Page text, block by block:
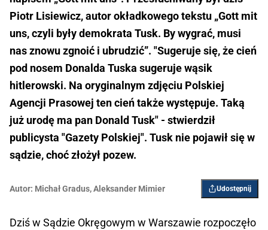
Piotr Lisiewicz, autor okładkowego tekstu „Gott mit
uns, czyli były demokrata Tusk. By wygrać, musi
nas znowu zgnoić i ubrudzić”. "Sugeruje się, że cień
pod nosem Donalda Tuska sugeruje wąsik
hitlerowski. Na oryginalnym zdjęciu Polskiej
Agencji Prasowej ten cień także występuje. Taką
już urodę ma pan Donald Tusk" - stwierdził
publicysta "Gazety Polskiej". Tusk nie pojawił się w
sądzie, choć złożył pozew.
Autor: Michał Gradus,Aleksander Mimier Udostępnij
Dziś w Sądzie Okręgowym w Warszawie rozpoczęło